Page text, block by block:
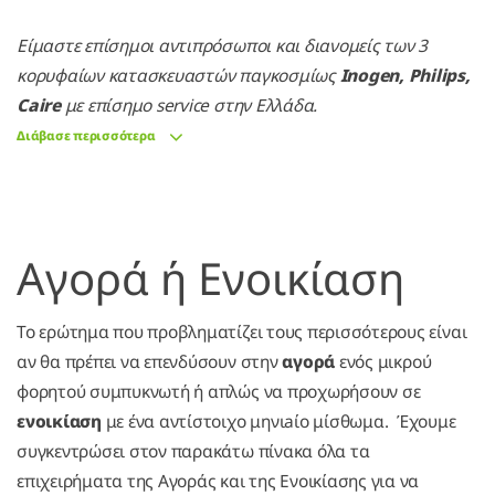
Είμαστε επίσημοι αντιπρόσωποι και διανομείς των 3
κορυφαίων κατασκευαστών παγκοσμίωςInogen, Philips,
Caireμε επίσημο service στην Ελλάδα.
Διάβασε περισσότερα
Αγορά ή Ενοικίαση
Το ερώτημα που προβληματίζει τους περισσότερους είναι
αν θα πρέπει να επενδύσουν στηναγοράενός μικρού
φορητού συμπυκνωτή ή απλώς να προχωρήσουν σε
ενοικίαση με ένα αντίστοιχο μηνιaίο μίσθωμα. Έχουμε
συγκεντρώσει στον παρακάτω πίνακα όλα τα
επιχειρήματα της Αγοράς και της Ενοικίασης για να